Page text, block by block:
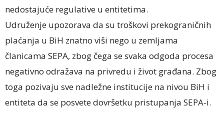
nedostajuće regulative u entitetima.
Udruženje upozorava da su troškovi prekograničnih
plaćanja u BiH znatno viši nego u zemljama
članicama SEPA, zbog čega se svaka odgoda procesa
negativno odražava na privredu i život građana. Zbog
toga pozivaju sve nadležne institucije na nivou BiH i
entiteta da se posvete dovršetku pristupanja SEPA-i.